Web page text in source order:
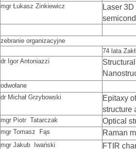
mgr Łukasz Zinkiewicz
Laser
zebranie organizacyjne
74 lata
dr Igor Antoniazzi
odwołane
dr Michał Grzybowski
Epitaxy
structure
mgr Piotr Tatarczak Optical
mgr Tomasz Fąs Raman
mgr Jakub Iwański FTIR